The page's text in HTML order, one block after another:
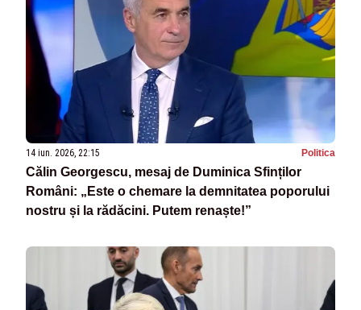
14 iun. 2026, 22:15 Politica
Călin Georgescu, mesaj de Duminica Sfinților
Români: „Este o chemare la demnitatea poporului
nostru și la rădăcini. Putem renaște!”